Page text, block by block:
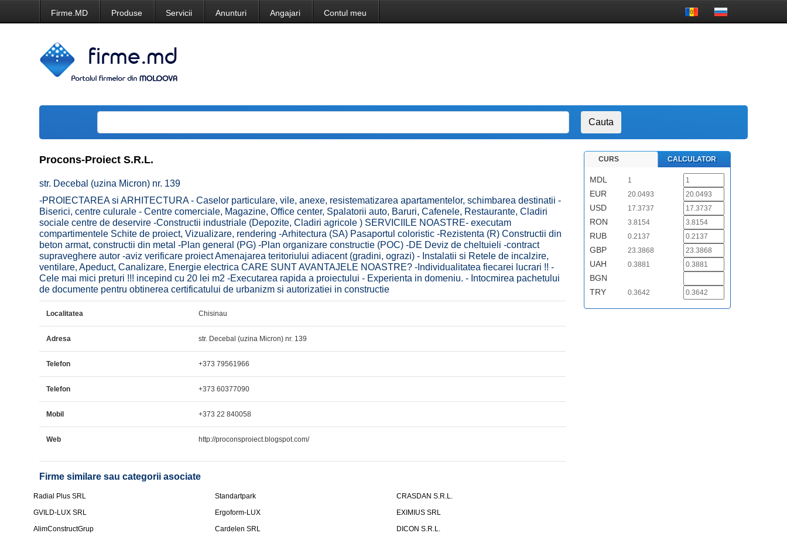
Firme.MD Produse Servicii Anunturi Angajari Contul meu
Procons-Proiect S.R.L.
str. Decebal (uzina Micron) nr. 139
-PROIECTAREA si ARHITECTURA - Caselor particulare, vile, anexe, resistematizarea apartamentelor, schimbarea destinatii -
Biserici, centre culurale - Centre comerciale, Magazine, Office center, Spalatorii auto, Baruri, Cafenele, Restaurante, Cladiri
sociale centre de deservire -Constructii industriale (Depozite, Cladiri agricole ) SERVICIILE NOASTRE- executam
compartimentele Schite de proiect, Vizualizare, rendering -Arhitectura (SA) Pasaportul coloristic -Rezistenta (R) Constructii din
beton armat, constructii din metal -Plan general (PG) -Plan organizare constructie (POC) -DE Deviz de cheltuieli -contract
supraveghere autor -aviz verificare proiect Amenajarea teritoriului adiacent (gradini, ograzi) - Instalatii si Retele de incalzire,
ventilare, Apeduct, Canalizare, Energie electrica CARE SUNT AVANTAJELE NOASTRE? -Individualitatea fiecarei lucrari !! -
Cele mai mici preturi !!! incepind cu 20 lei m2 -Executarea rapida a proiectului - Experienta in domeniu. - Intocmirea pachetului
de documente pentru obtinerea certificatului de urbanizm si autorizatiei in constructie
Localitatea Chisinau
Adresa str. Decebal (uzina Micron) nr. 139
Telefon +373 79561966
Telefon +373 60377090
Mobil +373 22 840058
Web http://proconsproiect.blogspot.com/
Firme similare sau categorii asociate
Radial Plus SRL Standartpark
CRASDAN S.R.L.
GVILD-LUX SRL
Ergoform-LUX
EXIMIUS SRL
AlimConstructGrup
Cardelen SRL
DICON S.R.L.
CURS CALCULATOR
MDL 1
EUR 20.0493
USD 17.3737
RON 3.8154
RUB 0.2137
GBP 23.3868
UAH 0.3881
BGN
TRY
0.3642